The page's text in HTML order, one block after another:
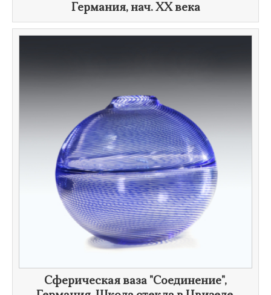
Германия, нач. XX века
Сферическая ваза "Соединение",